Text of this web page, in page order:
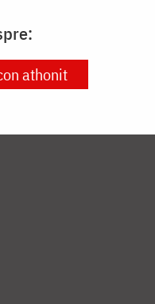
athonit